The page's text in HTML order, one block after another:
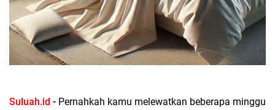
Suluah.id - Pernahkah kamu melewatkan beberapa minggu